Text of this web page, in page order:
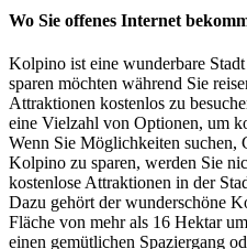
Wo Sie offenes Internet
Kolpino ist eine wunderbare
sparen möchten während Sie
Attraktionen kostenlos zu
eine Vielzahl von Optionen, um
Wenn Sie Möglichkeiten suchen,
Kolpino zu sparen, werden Sie
kostenlose Attraktionen in der
Dazu gehört der wunderschöne
Fläche von mehr als 16 Hektar
einen gemütlichen Spaziergang